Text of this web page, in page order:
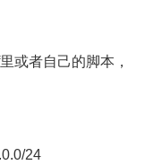
或者自己的脚本，
24